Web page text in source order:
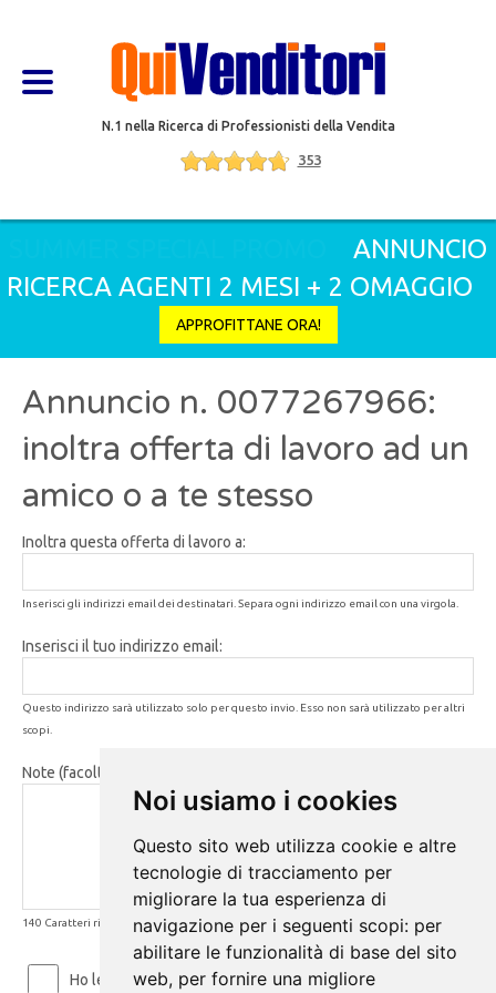
Noi usiamo i cookies
Questo sito web utilizza cookie e altre
tecnologie di tracciamento per
migliorare la tua esperienza di
navigazione per i seguenti scopi: per
abilitare le funzionalità di base del sito
web, per fornire una migliore
N.1 nella Ricerca di Professionisti della Vendita
353
ANNUNCIO
RICERCA AGENTI 2 MESI + 2 OMAGGIO
APPROFITTANE ORA!
Annuncio n. 0077267966:
inoltra offerta di lavoro ad un
amico o a te stesso
Inoltra questa offerta di lavoro a:
Inserisci gli indirizzi email dei destinatari. Separa ogni indirizzo email con una virgola.
Inserisci il tuo indirizzo email:
Questo indirizzo sarà utilizzato solo per questo invio. Esso non sarà utilizzato per altri
scopi.
Note (facoltativo):
140 Caratteri rimanenti
Ho letto ed accetto leCondizioni d'usoe laPrivacy Policy